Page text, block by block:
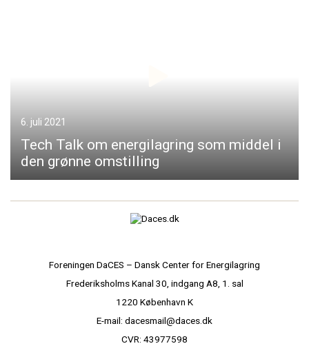
6. juli 2021
Tech Talk om energilagring som middel i
den grønne omstilling
Foreningen DaCES – Dansk Center for Energilagring
Frederiksholms Kanal 30, indgang A8, 1. sal
1220 København K
E-mail: dacesmail@daces.dk
CVR: 43977598